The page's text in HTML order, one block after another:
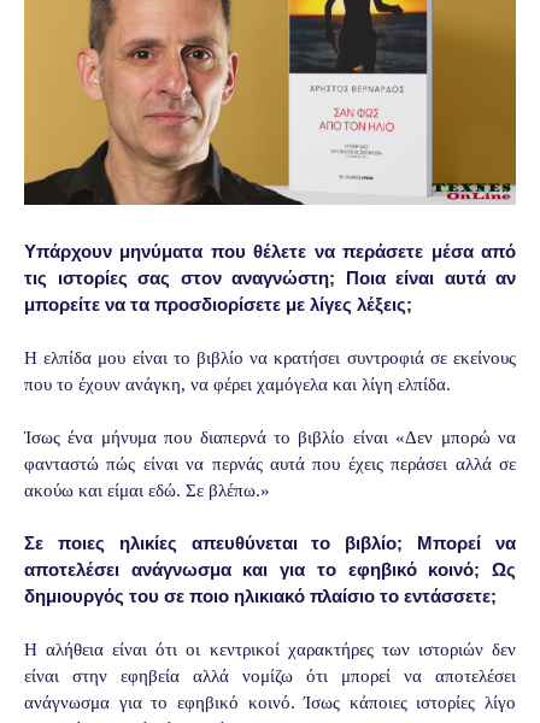
Υπάρχουν μηνύματα που θέλετε να περάσετε μέσα από
τις ιστορίες σας στον αναγνώστη; Ποια είναι αυτά αν
μπορείτε να τα προσδιορίσετε με λίγες λέξεις;
Η ελπίδα μου είναι το βιβλίο να κρατήσει συντροφιά σε εκείνους
που το έχουν ανάγκη, να φέρει χαμόγελα και λίγη ελπίδα.
Ίσως ένα μήνυμα που διαπερνά το βιβλίο είναι «Δεν μπορώ να
φανταστώ πώς είναι να περνάς αυτά που έχεις περάσει αλλά σε
ακούω και είμαι εδώ. Σε βλέπω.»
Σε ποιες ηλικίες απευθύνεται το βιβλίο; Μπορεί να
αποτελέσει ανάγνωσμα και για το εφηβικό κοινό; Ως
δημιουργός του σε ποιο ηλικιακό πλαίσιο το εντάσσετε;
Η αλήθεια είναι ότι οι κεντρικοί χαρακτήρες των ιστοριών δεν
είναι στην εφηβεία αλλά νομίζω ότι μπορεί να αποτελέσει
ανάγνωσμα για το εφηβικό κοινό. Ίσως κάποιες ιστορίες λίγο